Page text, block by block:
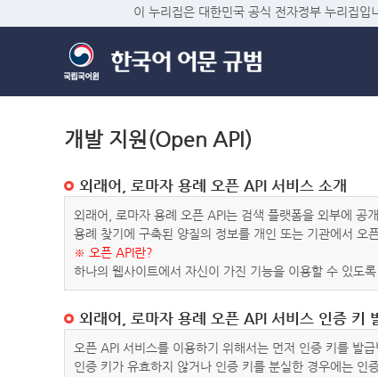
이 누리집은 대한민국 공식 전자정부 누리집입
개발 지원(Open API)
외래어, 로마자 용례 오픈 API 서비스 소개
외래어, 로마자 용례 오픈 API는 검색 플랫폼을 외부에 공
용례 찾기에 구축된 양질의 정보를 개인 또는 기관에서 오
※ 오픈 API란?
하나의 웹사이트에서 자신이 가진 기능을 이용할 수 있도
외래어, 로마자 용례 오픈 API 서비스 인증 키
오픈 API 서비스를 이용하기 위해서는 먼저 인증 키를 발
인증 키가 유효하지 않거나 인증 키를 분실한 경우에는 인